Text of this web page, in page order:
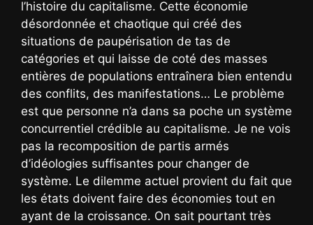
l’histoire du capitalisme. Cette économie
désordonnée et chaotique qui créé des
situations de paupérisation de tas de
catégories et qui laisse de coté des masses
entières de populations entraînera bien entendu
des conflits, des manifestations… Le problème
est que personne n’a dans sa poche un système
concurrentiel crédible au capitalisme. Je ne vois
pas la recomposition de partis armés
d’idéologies suffisantes pour changer de
système. Le dilemme actuel provient du fait que
les états doivent faire des économies tout en
ayant de la croissance. On sait pourtant très